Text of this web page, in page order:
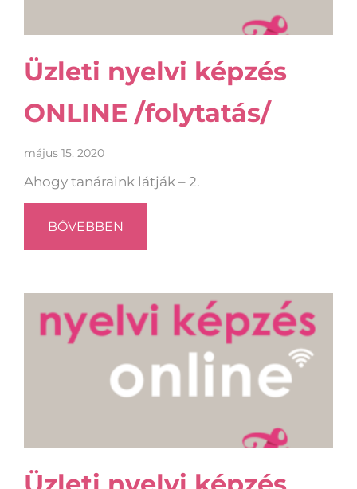
Üzleti nyelvi képzés
ONLINE /folytatás/
május 15, 2020
Ahogy tanáraink látják – 2.
BŐVEBBEN